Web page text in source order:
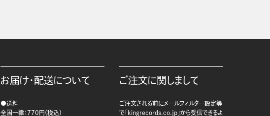
お届け・配送について
●送料
全国一律：770円（税込）
ご注文に関しまして
ご注文される前にメールフィルター設定等
で「kingrecords.co.jp」から受信できるよ